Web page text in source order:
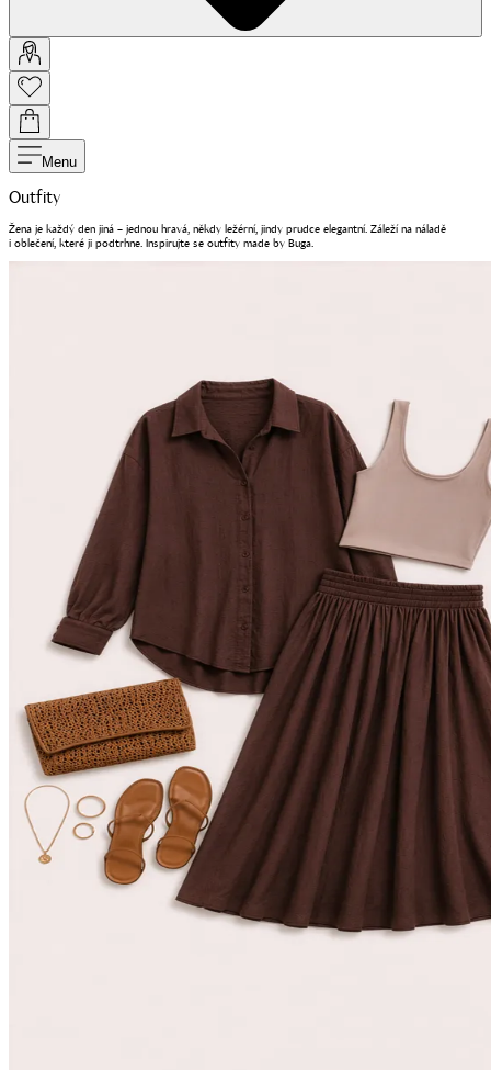
Menu
Outfity
Žena je každý den jiná – jednou hravá, někdy ležérní, jindy prudce elegantní. Záleží na náladě
i oblečení, které ji podtrhne. Inspirujte se outfity made by Buga.